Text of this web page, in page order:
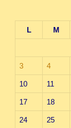
L
M
3 4
10 11
17 18
24 25